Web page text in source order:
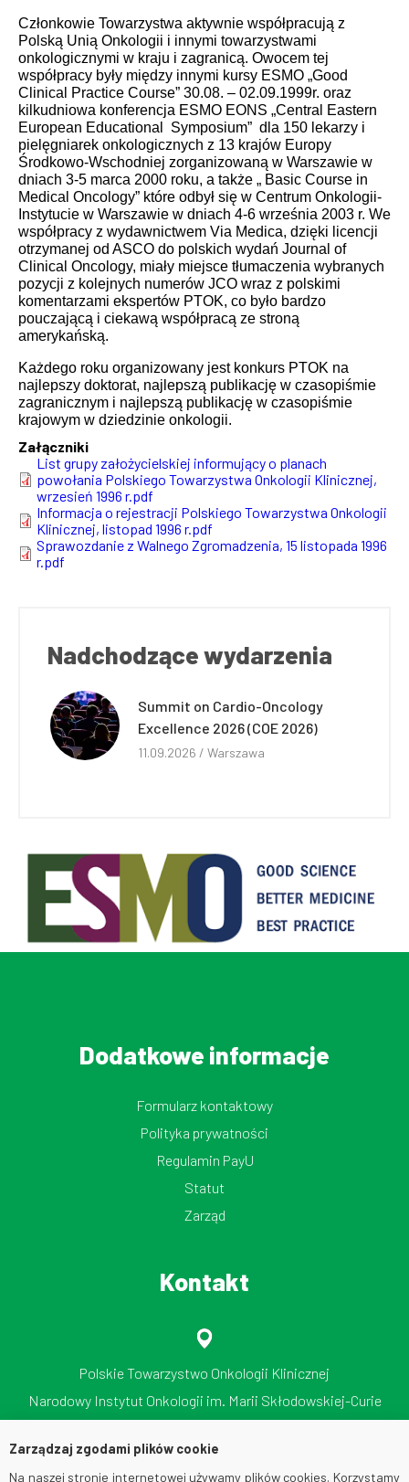
Członkowie Towarzystwa aktywnie współpracują z
Polską Unią Onkologii i innymi towarzystwami
onkologicznymi w kraju i zagranicą. Owocem tej
współpracy były między innymi kursy ESMO „Good
Clinical Practice Course” 30.08. – 02.09.1999r. oraz
kilkudniowa konferencja ESMO EONS „Central Eastern
European Educational Symposium” dla 150 lekarzy i
pielęgniarek onkologicznych z 13 krajów Europy
Środkowo-Wschodniej zorganizowaną w Warszawie w
dniach 3-5 marca 2000 roku, a także „ Basic Course in
Medical Oncology” które odbył się w Centrum Onkologii-
Instytucie w Warszawie w dniach 4-6 września 2003 r. We
współpracy z wydawnictwem Via Medica, dzięki licencji
otrzymanej od ASCO do polskich wydań Journal of
Clinical Oncology, miały miejsce tłumaczenia wybranych
pozycji z kolejnych numerów JCO wraz z polskimi
komentarzami ekspertów PTOK, co było bardzo
pouczającą i ciekawą współpracą ze stroną
amerykańską.
Każdego roku organizowany jest konkurs PTOK na
najlepszy doktorat, najlepszą publikację w czasopiśmie
zagranicznym i najlepszą publikację w czasopiśmie
krajowym w dziedzinie onkologii.
Załączniki
Document
List grupy założycielskiej informujący o planach
powołania Polskiego Towarzystwa Onkologii Klinicznej,
wrzesień 1996 r.pdf
Document
Informacja o rejestracji Polskiego Towarzystwa Onkologii
Klinicznej, listopad 1996 r.pdf
Document
Sprawozdanie z Walnego Zgromadzenia, 15 listopada 1996
r.pdf
Nadchodzące wydarzenia
Summit on Cardio-Oncology
Excellence 2026 (COE 2026)
11.09.2026 / Warszawa
Dodatkowe informacje
Formularz kontaktowy
Polityka prywatności
Regulamin PayU
Statut
Zarząd
Kontakt
Polskie Towarzystwo Onkologii Klinicznej
Narodowy Instytut Onkologii im. Marii Skłodowskiej-Curie
ul. Roentgena 5, 02-781 Warszawa
Zarządzaj zgodami plików cookie
Na naszej stronie internetowej używamy plików cookies. Korzystamy